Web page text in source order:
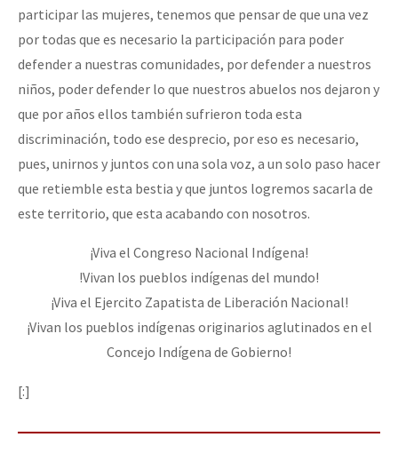
participar las mujeres, tenemos que pensar de que una vez
por todas que es necesario la participación para poder
defender a nuestras comunidades, por defender a nuestros
niños, poder defender lo que nuestros abuelos nos dejaron y
que por años ellos también sufrieron toda esta
discriminación, todo ese desprecio, por eso es necesario,
pues, unirnos y juntos con una sola voz, a un solo paso hacer
que retiemble esta bestia y que juntos logremos sacarla de
este territorio, que esta acabando con nosotros.
¡Viva el Congreso Nacional Indígena!
!Vivan los pueblos indígenas del mundo!
¡Viva el Ejercito Zapatista de Liberación Nacional!
¡Vivan los pueblos indígenas originarios aglutinados en el
Concejo Indígena de Gobierno!
[:]